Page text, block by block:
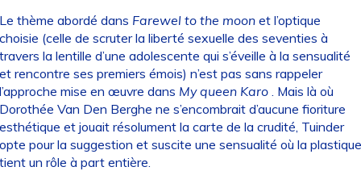
thème abordé dans Farewel to the moonet l’optique
(celle de scruter la liberté sexuelle des seventies à
la lentille d’une adolescente qui s’éveille à la sensualité
rencontre ses premiers émois) n’est pas sans rappeler
mise en œuvre dans My queen Karo. Mais là où
Van Den Berghe ne s’encombrait d’aucune fioriture
et jouait résolument la carte de la crudité, Tuinder
pour la suggestion et suscite une sensualité où la plastique
un rôle à part entière.